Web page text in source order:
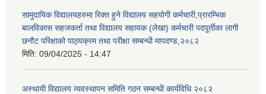
सामुदायिक विद्यालयहरुमा रिक्त हुने विद्यालय सहयोगी कर्मचारी,प्रारम्भिक
बालविकास सहजकर्ता तथा विद्यालय सहायक (लेखा) कर्मचारी पदपूर्तीका लागी
छनौट परिक्षाको पाठ्यक्रम तथा परीक्षा सम्बन्धी मापदण्ड,२०८२
मिति: 09/04/2025 - 14:47
अस्थायी विद्यालय व्यवस्थापन समिति गठन सम्बन्धी कार्यविधि २०८२